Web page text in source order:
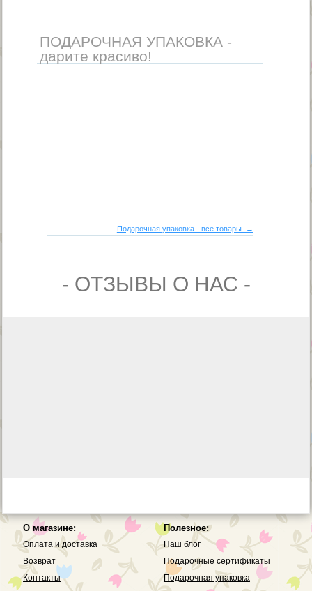
ПОДАРОЧНАЯ УПАКОВКА -
дарите красиво!
Подарочная упаковка - все товары →
- ОТЗЫВЫ О НАС -
О магазине:
Оплата и доставка
Возврат
Контакты
Полезное:
Наш блог
Подарочные сертификаты
Подарочная упаковка